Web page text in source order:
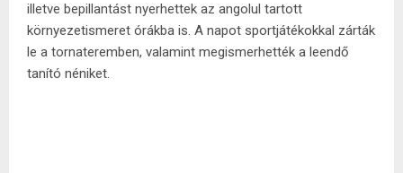
illetve bepillantást nyerhettek az angolul tartott
környezetismeret órákba is. A napot sportjátékokkal zárták
le a tornateremben, valamint megismerhették a leendő
tanító néniket.